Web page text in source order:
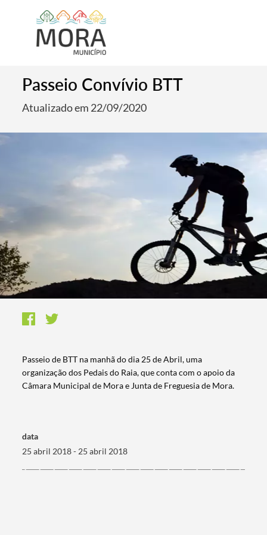
Passeio Convívio BTT
Atualizado em 22/09/2020
Passeio de BTT na manhã do dia 25 de Abril, uma
organização dos Pedais do Raia, que conta com o apoio da
Câmara Municipal de Mora e Junta de Freguesia de Mora.
data
25 abril 2018 - 25 abril 2018